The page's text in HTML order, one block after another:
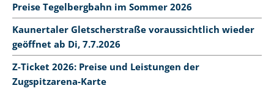
Preise Tegelbergbahn im Sommer 2026
Kaunertaler Gletscherstraße voraussichtlich wieder
geöffnet ab Di, 7.7.2026
Z-Ticket 2026: Preise und Leistungen der
Zugspitzarena-Karte